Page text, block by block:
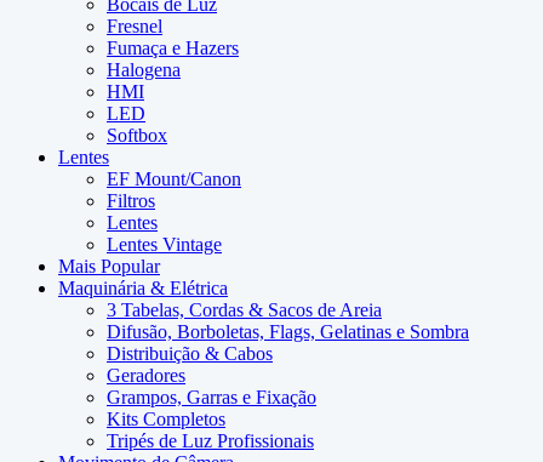
Bocais de Luz
Fresnel
Fumaça e Hazers
Halogena
HMI
LED
Softbox
Lentes
EF Mount/Canon
Filtros
Lentes
Lentes Vintage
Mais Popular
Maquinária & Elétrica
3 Tabelas, Cordas & Sacos de Areia
Difusão, Borboletas, Flags, Gelatinas e Sombra
Distribuição & Cabos
Geradores
Grampos, Garras e Fixação
Kits Completos
Tripés de Luz Profissionais